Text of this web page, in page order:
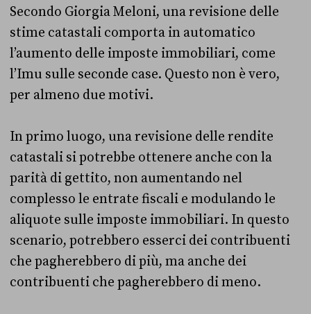
Secondo Giorgia Meloni, una revisione delle
stime catastali comporta in automatico
l’aumento delle imposte immobiliari, come
l’Imu sulle seconde case. Questo non è vero,
per almeno due motivi.
In primo luogo, una revisione delle rendite
catastali si potrebbe ottenere anche con la
parità di gettito, non aumentando nel
complesso le entrate fiscali e modulando le
aliquote sulle imposte immobiliari. In questo
scenario, potrebbero esserci dei contribuenti
che pagherebbero di più, ma anche dei
contribuenti che pagherebbero di meno.